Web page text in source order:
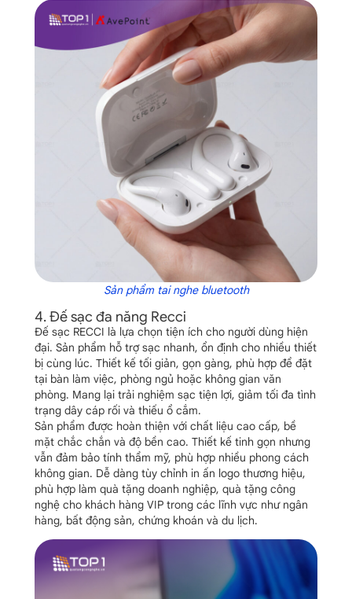
Sản phẩm tai nghe bluetooth
4. Đế sạc đa năng Recci
Đế sạc RECCI là lựa chọn tiện ích cho người dùng hiện
đại. Sản phẩm hỗ trợ sạc nhanh, ổn định cho nhiều thiết
bị cùng lúc. Thiết kế tối giản, gọn gàng, phù hợp để đặt
tại bàn làm việc, phòng ngủ hoặc không gian văn
phòng. Mang lại trải nghiệm sạc tiện lợi, giảm tối đa tình
trạng dây cáp rối và thiếu ổ cắm.
Sản phẩm được hoàn thiện với chất liệu cao cấp, bề
mặt chắc chắn và độ bền cao. Thiết kế tinh gọn nhưng
vẫn đảm bảo tính thẩm mỹ, phù hợp nhiều phong cách
không gian. Dễ dàng tùy chỉnh in ấn logo thương hiệu,
phù hợp làm quà tặng doanh nghiệp, quà tặng công
nghệ cho khách hàng VIP trong các lĩnh vực như ngân
hàng, bất động sản, chứng khoán và du lịch.